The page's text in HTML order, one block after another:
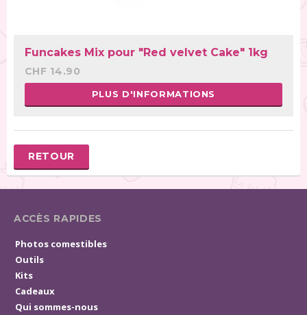
Funcakes Mix pour "Red velvet Cake" 1kg
CHF 14.90
PLUS D'INFORMATIONS
RETOUR
ACCÈS RAPIDES
Photos comestibles
Outils
Kits
Cadeaux
Qui sommes-nous